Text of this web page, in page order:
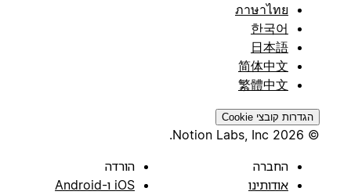
ภาษาไทย
한국어
日本語
简体中文
繁體中文
הגדרות קובצי Cookie
החברה
אודותינו
הורדה
iOS ו-Android